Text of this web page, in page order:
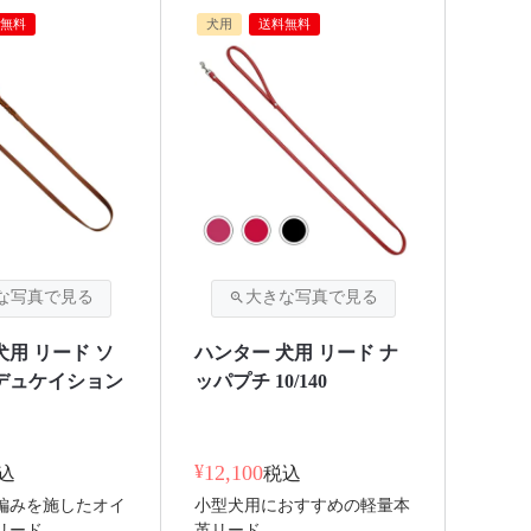
料
用 リード ソ
ュケイション
みを施したオイ
犬用 送料無料
ハンター 犬用 リード ナ
ッパプチ 10/140
¥12,100税込
小型犬用におすすめの軽量本